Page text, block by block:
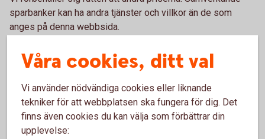
sparbanker kan ha andra tjänster och villkor än de som
anges på denna webbsida.
Ansök om ID-kort som
legitimation
Om du ska ansöka om eller förnya ditt fysiska ID-
Våra cookies, ditt val
Vi använder nödvändiga cookies eller liknande
tekniker för att webbplatsen ska fungera för dig. Det
finns även cookies du kan välja som förbättrar din
upplevelse: